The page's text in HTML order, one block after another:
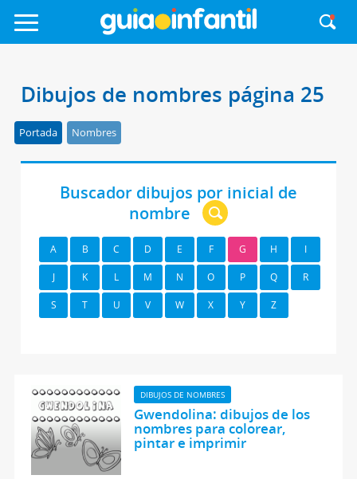
Dibujos de nombres página 25
Portada Nombres
Buscador dibujos por inicial de
nombre
A B C D E F G H I
J K L M N O P Q R
S T U V W X Y Z
DIBUJOS DE NOMBRES
Gwendolina: dibujos de los
nombres para colorear,
pintar e imprimir